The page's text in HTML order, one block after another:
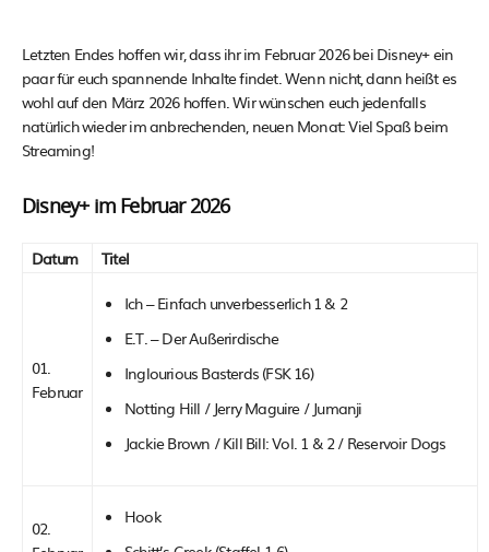
Letzten Endes hoffen wir, dass ihr im Februar 2026 bei Disney+ ein
paar für euch spannende Inhalte findet. Wenn nicht, dann heißt es
wohl auf den März 2026 hoffen. Wir wünschen euch jedenfalls
natürlich wieder im anbrechenden, neuen Monat: Viel Spaß beim
Streaming!
Disney+ im Februar 2026
Datum Titel
01.
Februar
Ich – Einfach unverbesserlich 1 & 2
E.T. – Der Außerirdische
Inglourious Basterds (FSK 16)
Notting Hill / Jerry Maguire / Jumanji
Jackie Brown / Kill Bill: Vol. 1 & 2 / Reservoir Dogs
02.
Hook